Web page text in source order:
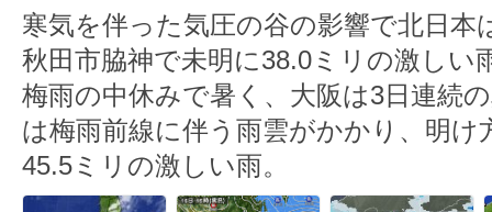
寒気を伴った気圧の谷の影響で北日本
秋田市脇神で未明に38.0ミリの激しい
梅雨の中休みで暑く、大阪は3日連続
は梅雨前線に伴う雨雲がかかり、明け
45.5ミリの激しい雨。